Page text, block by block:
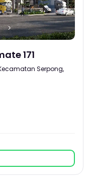
171
Serpong,